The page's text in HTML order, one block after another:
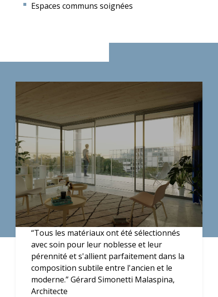
Espaces communs soignées
“Tous les matériaux ont été sélectionnés
avec soin pour leur noblesse et leur
pérennité et s'allient parfaitement dans la
composition subtile entre l'ancien et le
moderne.” Gérard Simonetti Malaspina,
Architecte